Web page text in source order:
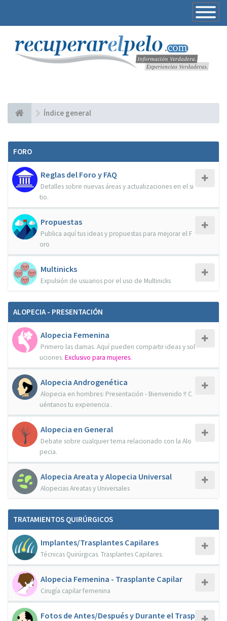
Toggle
Índice general
FORO
Reglas del Foro y FAQ
Detalles sobre nuevas áreas y actualizaciones en el si
tio.
Propuestas
Publica aquí tus ideas y propuestas para mejorar el F
oro
Multinicks
Expulsión de usuarios por el uso de Multinicks
ALOPECIA - PRESENTACIÓN
Alopecia Femenina
Primero las damas. Aquí pueden compartir ideas y sol
uciones. Exclusivo para mujeres.
Alopecia Androgenética
Alopecia en hombres: Presentación - Bienvenido !! C
uéntanos tu experiencia .
Alopecia en General
Debate sobre cualquier tema relacionado con la Alo
pecia.
Alopecia Areata y Alopecia Universal
Alopecias Areatas y Universales
TRATAMIENTOS QUIRÚRGICOS
Implantes/Trasplantes Capilares
Técnicas Quirúrgicas. Trasplantes Capilares.
Alopecia Femenina - Trasplante Capilar
Cirugía capilar femenina
Fotos de Antes/Después y Durante el Trasp